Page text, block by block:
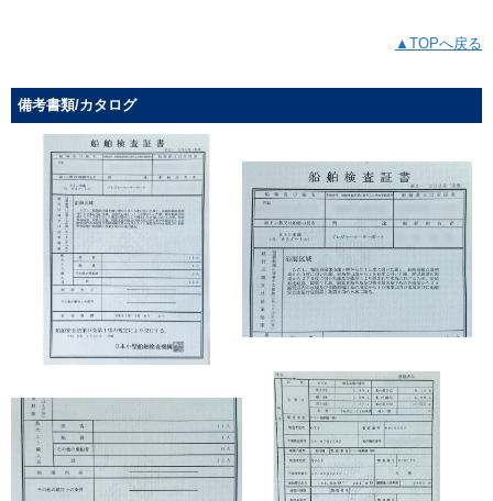
▲TOPへ戻る
備考書類/カタログ